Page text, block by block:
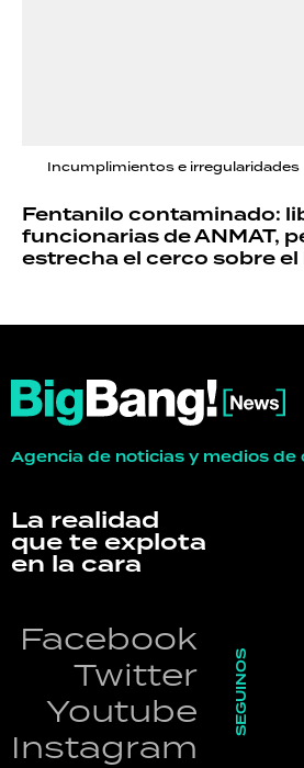
Incumplimientos e irregularidades
Fentanilo contaminado:
funcionarias de ANMAT,
estrecha el cerco sobre
Agencia de noticias y medios de
La realidad
que te explota
en la cara
Facebook
Twitter
Youtube
Instagram
SEGUINOS